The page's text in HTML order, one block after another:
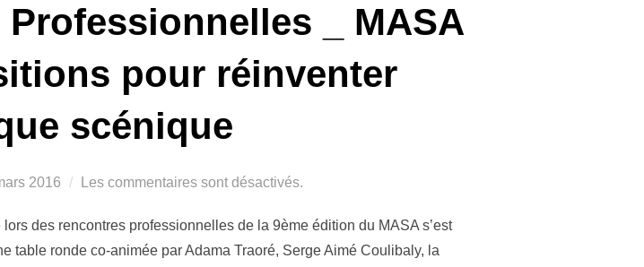
_ MASA
pour réinventer
scénique
2016 Les commentaires sont désactivés.
des rencontres professionnelles de la 9ème édition du MASA s’est
table ronde co-animée par Adama Traoré, Serge Aimé Coulibaly, la